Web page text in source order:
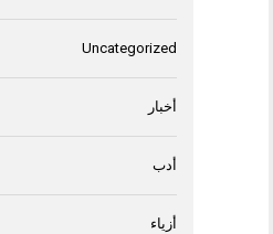
Uncategorized
أخبار
أدب
أزياء